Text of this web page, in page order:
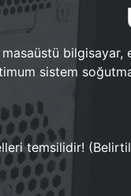
bilgisayar,
sistem
temsilidir!